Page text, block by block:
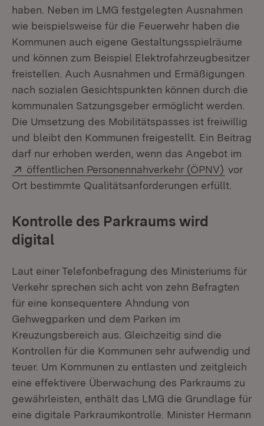
haben. Neben im LMG festgelegten Ausnahmen
wie beispielsweise für die Feuerwehr haben die
Kommunen auch eigene Gestaltungsspielräume
und können zum Beispiel Elektrofahrzeugbesitzer
freistellen. Auch Ausnahmen und Ermäßigungen
nach sozialen Gesichtspunkten können durch die
kommunalen Satzungsgeber ermöglicht werden.
Die Umsetzung des Mobilitätspasses ist freiwillig
und bleibt den Kommunen freigestellt. Ein Beitrag
darf nur erhoben werden, wenn das Angebot im
Extern:
öffentlichen Personennahverkehr (ÖPNV) (Öffnet
vor
Ort bestimmte Qualitätsanforderungen erfüllt.
Kontrolle des Parkraums wird
digital
Laut einer Telefonbefragung des Ministeriums für
Verkehr sprechen sich acht von zehn Befragten
für eine konsequentere Ahndung von
Gehwegparken und dem Parken im
Kreuzungsbereich aus. Gleichzeitig sind die
Kontrollen für die Kommunen sehr aufwendig und
teuer. Um Kommunen zu entlasten und zeitgleich
eine effektivere Überwachung des Parkraums zu
gewährleisten, enthält das LMG die Grundlage für
eine digitale Parkraumkontrolle. Minister Hermann